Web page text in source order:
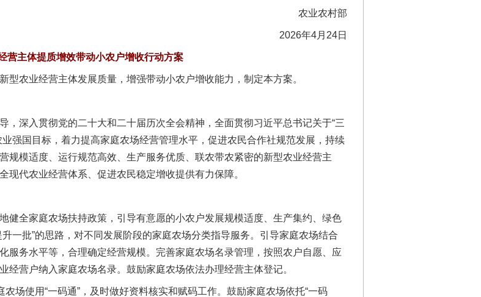
农业农村部
2026年4月24日
营主体提质增效带动小农户增收行动方案
农业经营主体发展质量，增强带动小农户增收能力，制定本方案。
深入贯彻党的二十大和二十届历次全会精神，全面贯彻习近平总书记关于“三
强国目标，着力提高家庭农场经营管理水平，促进农民合作社规范发展，持续
规模适度、运行规范高效、生产服务优质、联农带农紧密的新型农业经营主
代农业经营体系、促进农民稳定增收提供有力保障。
全家庭农场扶持政策，引导有意愿的小农户发展规模适度、生产集约、绿色
一批”的思路，对不同发展阶段的家庭农场分类指导服务。引导家庭农场结合
服务水平等，合理确定经营规模。完善家庭农场名录管理，按照农户自愿、应
经营户纳入家庭农场名录。鼓励家庭农场依法办理经营主体登记。
使用“一码通”，及时做好资料核实和赋码工作。鼓励家庭农场依托“一码